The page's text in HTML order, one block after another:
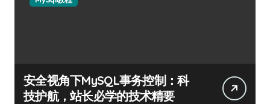
安全视角下MySQL事务控制：科
技护航，站长必学的技术精要